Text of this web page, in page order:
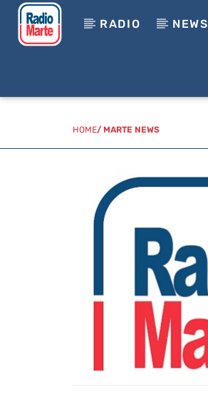
RADIO NEWS
HOME/ MARTE NEWS